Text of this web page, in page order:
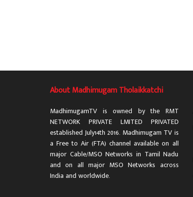
About Madhimugam Tholaikkatchi
MadhimugamTV is owned by the RMT
NETWORK PRIVATE LMITED PRIVATED
established July14th 2016. Madhimugam TV is
a Free to Air (FTA) channel available on all
major Cable/MSO Networks in Tamil Nadu
and on all major MSO Networks across
India and worldwide.